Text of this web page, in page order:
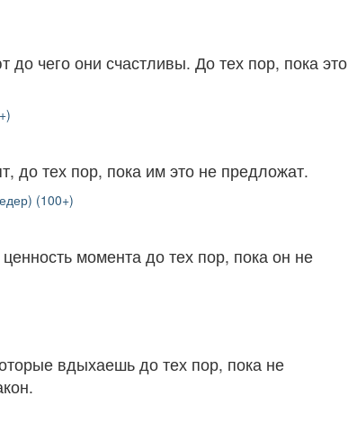
чего они счастливы. До тех пор, пока это
до тех пор, пока им это не предложат.
(100+)
момента до тех пор, пока он не
вдыхаешь до тех пор, пока не